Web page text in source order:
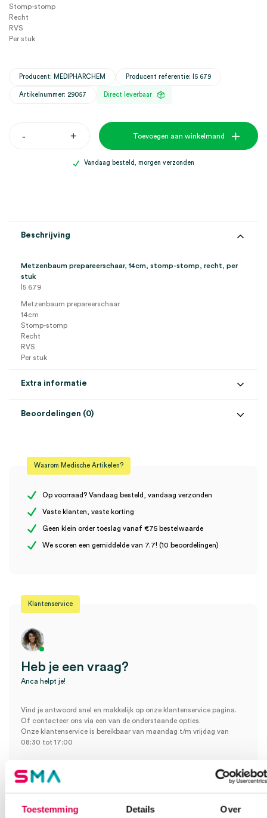
Toestemming Details Over
Stomp-stomp
Recht
RVS
Per stuk
Producent: MEDIPHARCHEM Producent referentie: I5 679
Artikelnummer: 29057 Direct leverbaar
-Metzenbaum
+ Toevoegen aan winkelmand
Vandaag besteld, morgen verzonden
Beschrijving
Metzenbaum prepareerschaar, 14cm, stomp-stomp, recht, per
stuk
I5 679
Metzenbaum prepareerschaar
14cm
Stomp-stomp
Recht
RVS
Per stuk
Extra informatie
Model Metzenbaum
Steriel
Uitvoering recht, stomp-stomp
Beoordelingen (0)
Er zijn nog geen beoordelingen.
stomp-stomp, recht (1)” te beoordelen
Waarom Medische Artikelen?
Op voorraad? Vandaag besteld, vandaag verzonden
Vaste klanten, vaste korting
Geen klein order toeslag vanaf €75 bestelwaarde
We scoren een gemiddelde van 7.7! (10 beoordelingen)
Klantenservice
Heb je een vraag?
Anca helpt je!
Vind je antwoord snel en makkelijk op onze klantenservice pagina.
Of contacteer ons via een van de onderstaande opties.
Onze klantenservice is bereikbaar van maandag t/m vrijdag van
08:30 tot 17:00
Bel Anca